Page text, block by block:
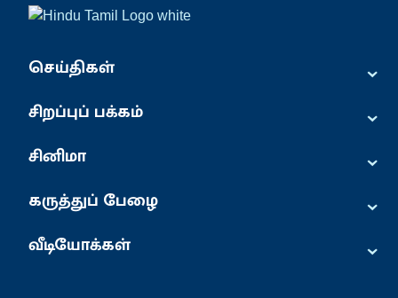
செய்திகள் ⌄
சிறப்புப் பக்கம் ⌄
சினிமா ⌄
கருத்துப் பேழை ⌄
வீடியோக்கள் ⌄